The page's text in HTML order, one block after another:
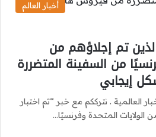
أخبار العالم
تم إجلاؤهم من
من السفينة المتضررة
إيجابي
الأخبار العالمية . نترككم مع خبر “تم اختبار
الولايات المتحدة وفرنسيًا…